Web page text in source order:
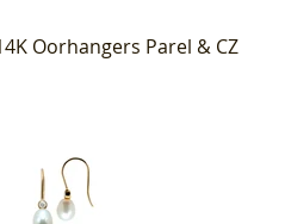
Oorhangers Parel & CZ